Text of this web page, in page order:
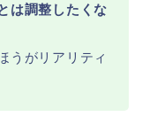
は調整したくな
うがリアリティ